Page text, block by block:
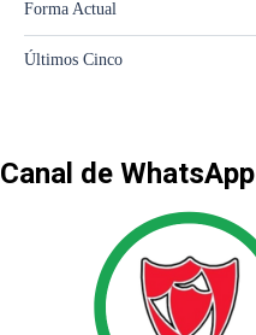
Canal de WhatsApp